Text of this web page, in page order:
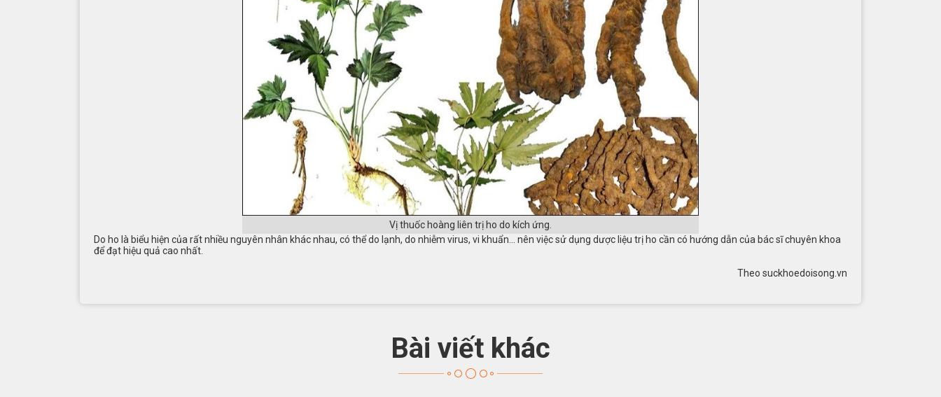
Vị thuốc hoàng liên trị ho do kích ứng.
Do ho là biểu hiện của rất nhiều nguyên nhân khác nhau, có thể do lạnh, do nhiễm virus, vi khuẩn… nên việc sử dụng dược liệu trị ho cần có hướng dẫn của bác sĩ chuyên khoa
để đạt hiệu quả cao nhất.
Theo suckhoedoisong.vn
Bài viết khác